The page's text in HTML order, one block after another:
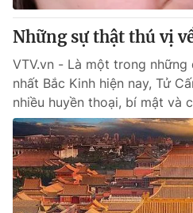
Những sự thật thú vị
VTV.vn - Là một trong
nhất Bắc Kinh hiện nay, Tử
nhiều huyền thoại, bí mật và